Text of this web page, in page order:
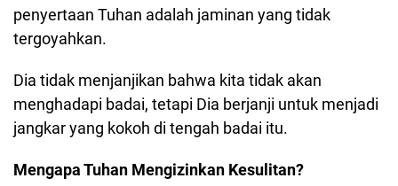
penyertaan Tuhan adalah jaminan yang tidak
tergoyahkan.
Dia tidak menjanjikan bahwa kita tidak akan
menghadapi badai, tetapi Dia berjanji untuk menjadi
jangkar yang kokoh di tengah badai itu.
Mengapa Tuhan Mengizinkan Kesulitan?